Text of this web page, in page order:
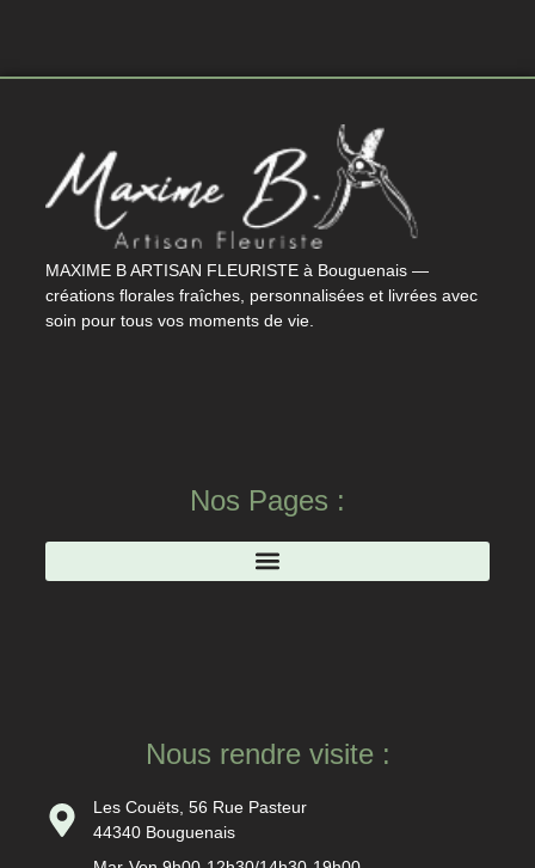
MAXIME B ARTISAN FLEURISTE à Bouguenais —
créations florales fraîches, personnalisées et livrées avec
soin pour tous vos moments de vie.
Nos Pages :
Nous rendre visite :
Les Couëts, 56 Rue Pasteur
44340 Bouguenais